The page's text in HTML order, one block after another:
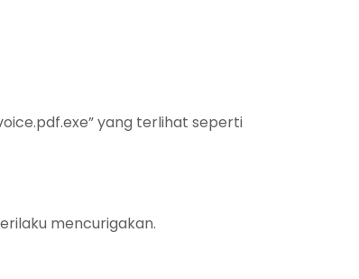
yang terlihat seperti
mencurigakan.